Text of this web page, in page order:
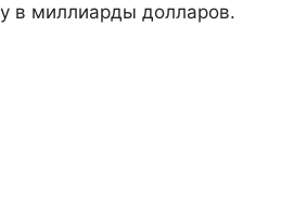
в миллиарды долларов.